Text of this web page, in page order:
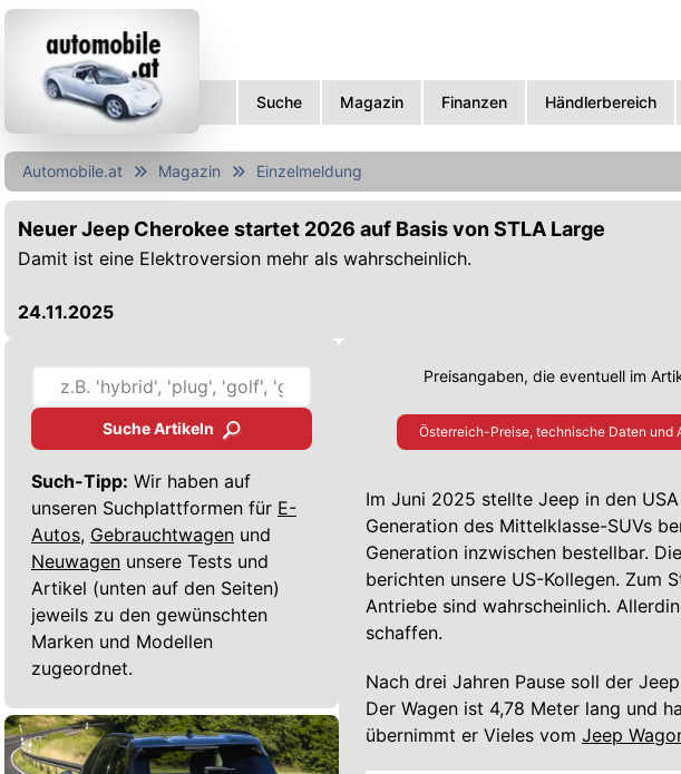
Suche Magazin Finanzen Händlerbereich
Automobile.at Magazin Einzelmeldung
Neuer Jeep Cherokee startet 2026 auf Basis von STLA Large
Damit ist eine Elektroversion mehr als wahrscheinlich.
24.11.2025
Suche Artikeln
Such-Tipp: Wir haben auf
unseren Suchplattformen für E-
Autos, Gebrauchtwagen und
Neuwagen unsere Tests und
Artikel (unten auf den Seiten)
jeweils zu den gewünschten
Marken und Modellen
zugeordnet.
Preisangaben, die eventuell im
Österreich-Preise, technische Daten und
Im Juni 2025 stellte Jeep in den
Generation des Mittelklasse-SUVs
Generation inzwischen bestellbar.
berichten unsere US-Kollegen. Zum
Antriebe sind wahrscheinlich.
schaffen.
Nach drei Jahren Pause soll der
Der Wagen ist 4,78 Meter lang und
übernimmt er Vieles vom Jeep